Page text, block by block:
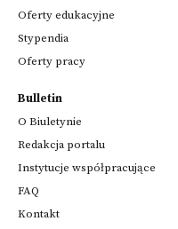
Oferty edukacyjne
Stypendia
Oferty pracy
Bulletin
O Biuletynie
Redakcja portalu
Instytucje współpracujące
FAQ
Kontakt